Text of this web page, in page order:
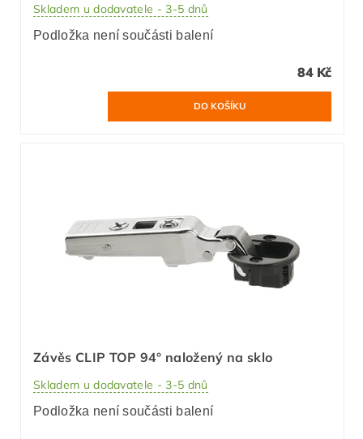
Skladem u dodavatele - 3-5 dnů
Podložka není součásti balení
84 Kč
Závěs CLIP TOP 94° naložený na sklo
Skladem u dodavatele - 3-5 dnů
Podložka není součásti balení